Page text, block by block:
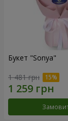
Букет "Sonya"
1 481 грн